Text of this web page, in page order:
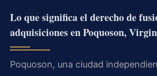
Lo que significa el derecho de
adquisiciones en Poquoson,
Poquoson, una ciudad